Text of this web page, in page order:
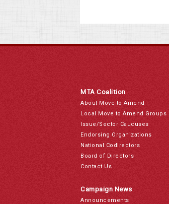
MTA Coalition
About Move to Amend
Local Move to Amend Groups
Issue/Sector Caucuses
Endorsing Organizations
National Codirectors
Board of Directors
Contact Us
Campaign News
Announcements